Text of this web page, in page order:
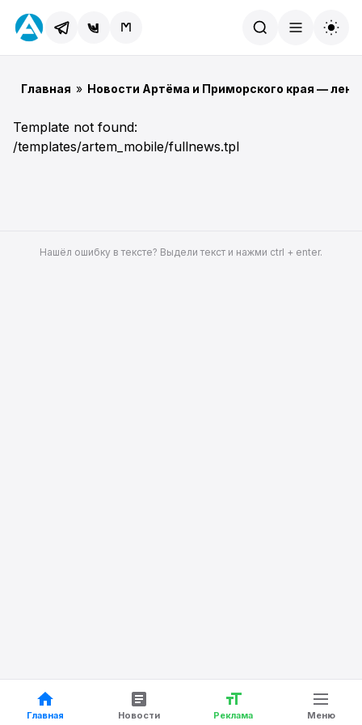
Главная » Новости Артёма и Приморского края —
Template not found:
/templates/artem_mobile/fullnews.tpl
Главная Новости Реклама Меню
Нашёл ошибку в тексте? Выдели текст и нажми ctrl + enter.